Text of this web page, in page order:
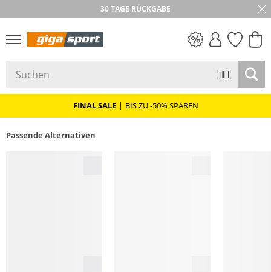
30 TAGE RÜCKGABE
FINAL SALE | BIS ZU -50% SPAREN
Passende Alternativen